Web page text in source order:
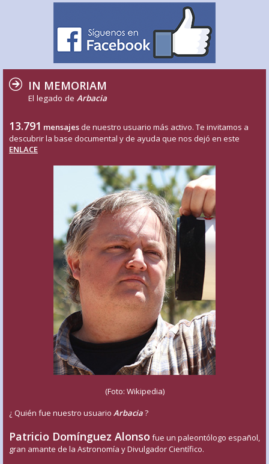
IN MEMORIAM
El legado de Arbacia
13.791 mensajes de nuestro usuario más activo. Te invitamos a
descubrir la base documental y de ayuda que nos dejó en este
ENLACE
(Foto: Wikipedia)
¿ Quién fue nuestro usuario Arbacia?
Patricio Domínguez Alonso fue un paleontólogo español,
gran amante de la Astronomía y Divulgador Científico.